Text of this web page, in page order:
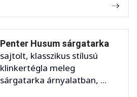
Penter Husum sárgatarka
sajtolt, klasszikus stílusú
klinkertégla meleg
sárgatarka árnyalatban, ...